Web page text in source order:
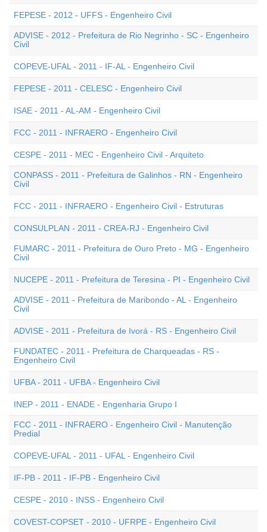
FEPESE - 2012 - UFFS - Engenheiro Civil
ADVISE - 2012 - Prefeitura de Rio Negrinho - SC - Engenheiro
Civil
COPEVE-UFAL - 2011 - IF-AL - Engenheiro Civil
FEPESE - 2011 - CELESC - Engenheiro Civil
ISAE - 2011 - AL-AM - Engenheiro Civil
FCC - 2011 - INFRAERO - Engenheiro Civil
CESPE - 2011 - MEC - Engenheiro Civil - Arquiteto
CONPASS - 2011 - Prefeitura de Galinhos - RN - Engenheiro
Civil
FCC - 2011 - INFRAERO - Engenheiro Civil - Estruturas
CONSULPLAN - 2011 - CREA-RJ - Engenheiro Civil
FUMARC - 2011 - Prefeitura de Ouro Preto - MG - Engenheiro
Civil
NUCEPE - 2011 - Prefeitura de Teresina - PI - Engenheiro Civil
ADVISE - 2011 - Prefeitura de Maribondo - AL - Engenheiro
Civil
ADVISE - 2011 - Prefeitura de Ivorá - RS - Engenheiro Civil
FUNDATEC - 2011 - Prefeitura de Charqueadas - RS -
Engenheiro Civil
UFBA - 2011 - UFBA - Engenheiro Civil
INEP - 2011 - ENADE - Engenharia Grupo I
FCC - 2011 - INFRAERO - Engenheiro Civil - Manutenção
Predial
COPEVE-UFAL - 2011 - UFAL - Engenheiro Civil
IF-PB - 2011 - IF-PB - Engenheiro Civil
CESPE - 2010 - INSS - Engenheiro Civil
COVEST-COPSET - 2010 - UFRPE - Engenheiro Civil